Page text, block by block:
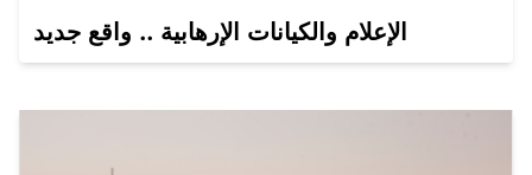
الإعلام والكيانات الإرهابية .. واقع جديد